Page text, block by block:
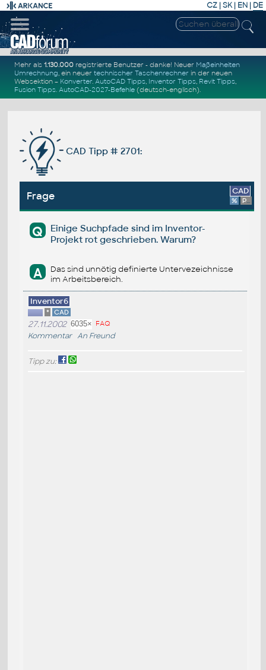
CZ | SK| EN | DE
Mehr als1.130.000 registrierte Benutzer - danke! Neuer Maßeinheiten
Umrechnung, ein neuertechnischer Taschenrechner in der neuen
Websektion – Konverter.AutoCAD Tipps, Inventor Tipps, Revit Tipps,
Fusion Tipps.AutoCAD-2027-Befehle (deutsch-englisch).
CAD Tipp # 2701:
Frage CAD
% Platform
Q
Einige Suchpfade sind im Inventor-
Projekt rot geschrieben. Warum?
A
Das sind unnötig definierte Untervezeichnisse
im Arbeitsbereich.
Inventor6
* CAD
27.11.2002 6035× FAQ
Kommentar An Freund
Tipp zu: